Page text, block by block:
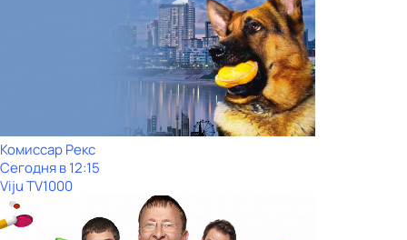
Комиссар Рекс
Сегодня в 12:15
Viju TV1000